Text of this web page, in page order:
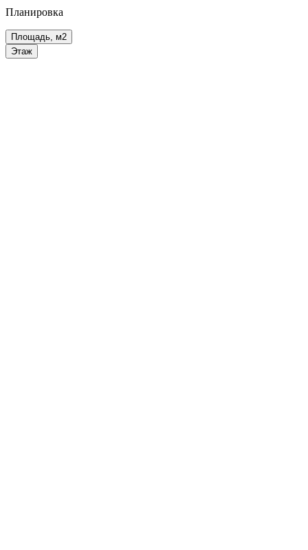
Планировка
Площадь, м2
Этаж